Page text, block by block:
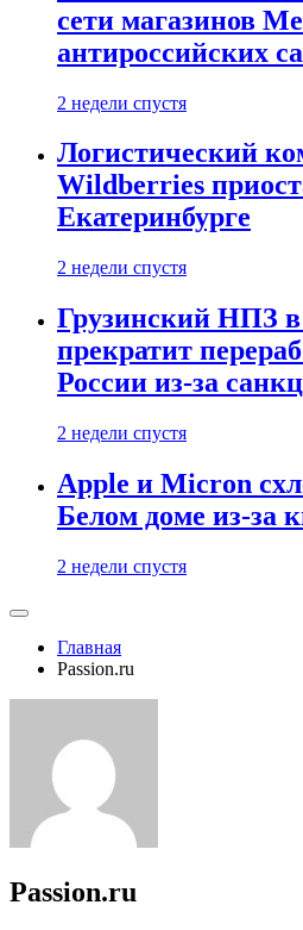
сети магазинов
антироссийских
2 недели спустя
Логистический
Wildberries
Екатеринбурге
2 недели спустя
Грузинский НПЗ
прекратит
России из-за
2 недели спустя
Apple и Micron
Белом доме из-за
2 недели спустя
Главная
Passion.ru
Passion.ru